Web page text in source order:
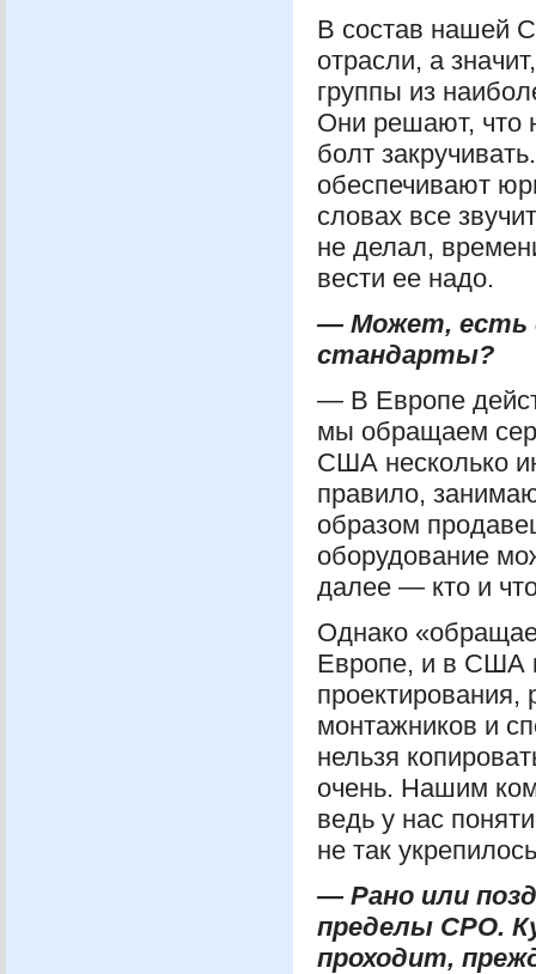
В состав нашей
отрасли, а
группы из
Они решают, что
болт
обеспечивают
словах все
не делал,
вести ее надо.
— Может, есть
стандарты?
— В Европе
мы обращаем
США несколько
правило,
образом
оборудование
далее — кто и
Однако
Европе, и в США
монтажников и
нельзя
очень. Нашим
ведь у нас
не так
— Рано или
пределы СРО.
проходит,